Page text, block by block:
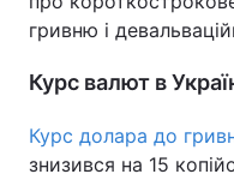
гривню і
Курс валют в
Курс долара до
знизився на 15